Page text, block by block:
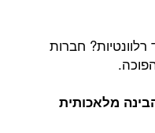
חברות
בינה מלאכותית